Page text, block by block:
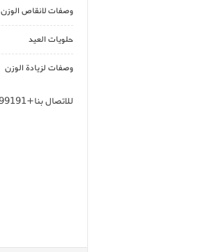
وصفات لانقاص الوزن
حلويات العيد
وصفات لزيادة الوزن
للاتصال بنا+212614999191